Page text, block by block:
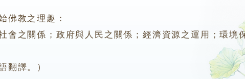
佛教之理趣：
之關係；政府與人民之關係；經濟資源之運用；環境
譯。）